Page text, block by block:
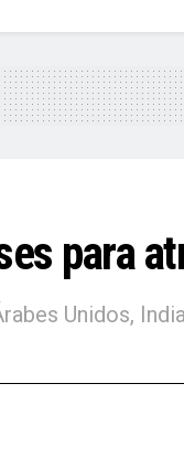
para
Unidos,